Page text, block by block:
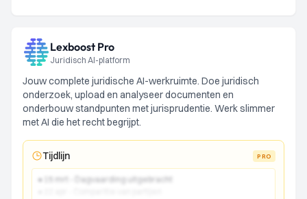
Lexboost Pro
Juridisch AI-platform
Jouw complete juridische AI-werkruimte. Doe juridisch
onderzoek, upload en analyseer documenten en
onderbouw standpunten met jurisprudentie. Werk slimmer
met AI die het recht begrijpt.
Tijdlijn PRO
● 15 mrt - Dagvaarding uitgebracht